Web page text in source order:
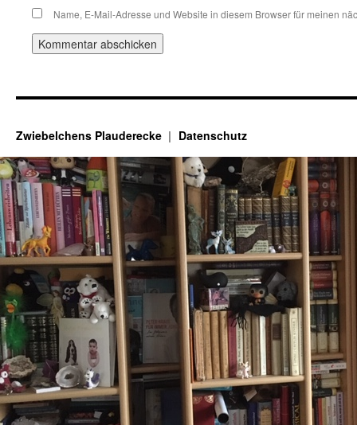
Name, E-Mail-Adresse und Website in diesem Browser für meinen
Zwiebelchens Plauderecke Datenschutz